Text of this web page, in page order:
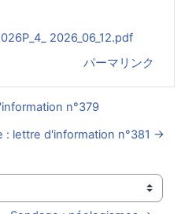
2026_06_12.pdf
パーマリンク
n°379
: lettre d'information n°381 →